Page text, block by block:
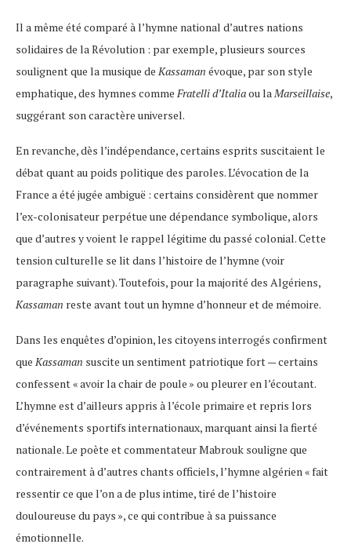
Il a même été comparé à l’hymne national d’autres nations
solidaires de la Révolution : par exemple, plusieurs sources
soulignent que la musique de Kassaman évoque, par son style
emphatique, des hymnes comme Fratelli d’Italiaou la Marseillaise​,
suggérant son caractère universel.
En revanche, dès l’indépendance, certains esprits suscitaient le
débat quant au poids politique des paroles. L’évocation de la
France a été jugée ambiguë : certains considèrent que nommer
l’ex-colonisateur perpétue une dépendance symbolique, alors
que d’autres y voient le rappel légitime du passé colonial. Cette
tension culturelle se lit dans l’histoire de l’hymne (voir
paragraphe suivant). Toutefois, pour la majorité des Algériens,
Kassaman reste avant tout un hymne d’honneur et de mémoire.
Dans les enquêtes d’opinion, les citoyens interrogés confirment
que Kassaman suscite un sentiment patriotique fort — certains
confessent « avoir la chair de poule » ou pleurer en l’écoutant​.
L’hymne est d’ailleurs appris à l’école primaire et repris lors
d’événements sportifs internationaux, marquant ainsi la fierté
nationale. Le poète et commentateur Mabrouk souligne que
contrairement à d’autres chants officiels, l’hymne algérien « fait
ressentir ce que l’on a de plus intime, tiré de l’histoire
douloureuse du pays », ce qui contribue à sa puissance
émotionnelle.